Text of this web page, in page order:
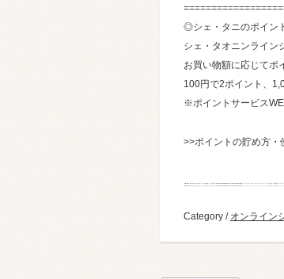
◎シェ・タニのポイン
シェ・タオニンライン
お買い物額に応じてポ
100円で2ポイント、
※ポイントサービス
>>ポイントの貯め方・
Category / オンライン